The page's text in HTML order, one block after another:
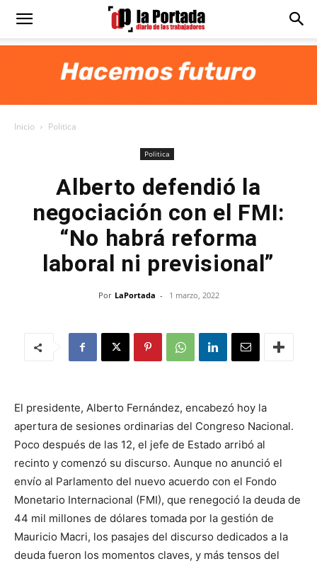
Diario
Inicio Politica
Politica
Alberto defendió la
negociación con el FMI:
“No habrá reforma
laboral ni previsional”
Por LaPortada - 1 marzo, 2022
El presidente, Alberto Fernández, encabezó hoy la
apertura de sesiones ordinarias del Congreso Nacional.
Poco después de las 12, el jefe de Estado arribó al
recinto y comenzó su discurso. Aunque no anunció el
envío al Parlamento del nuevo acuerdo con el Fondo
Monetario Internacional (FMI), que renegoció la deuda de
44 mil millones de dólares tomada por la gestión de
Mauricio Macri, los pasajes del discurso dedicados a la
deuda fueron los momentos claves, y más tensos del